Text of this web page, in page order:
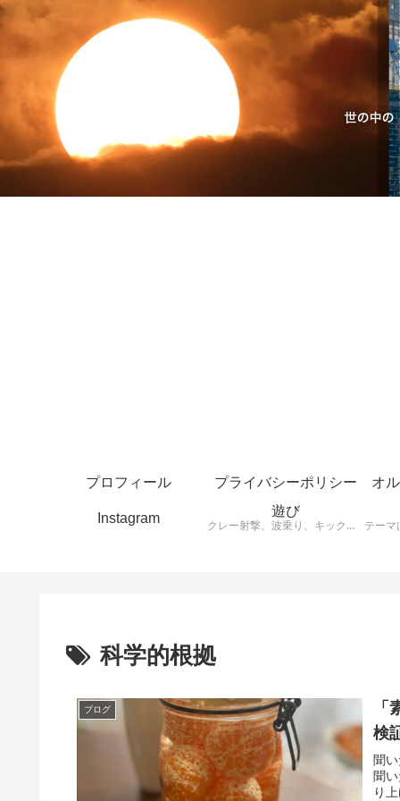
プロフィール プライバシーポリシー オ
Instagram
遊び
クレー射撃、波乗り、キックボード、スケートボードなど思ったことをアウトプットします。
科学的根拠
ブログ
検
聞
聞
り